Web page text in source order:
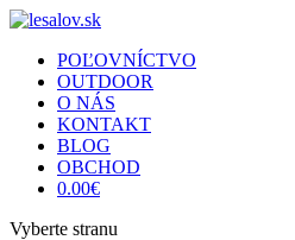
POĽOVNÍCTVO
OUTDOOR
O NÁS
KONTAKT
BLOG
OBCHOD
0.00€
Vyberte stranu